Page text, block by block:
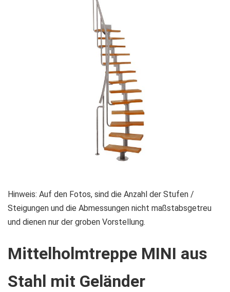
Zum
Anfang
der
springen
Hinweis: Auf den Fotos, sind die Anzahl der Stufen /
Steigungen und die Abmessungen nicht maßstabsgetreu
und dienen nur der groben Vorstellung.
Mittelholmtreppe MINI aus
Stahl mit Geländer